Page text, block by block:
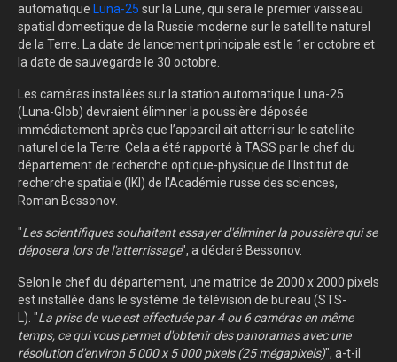
automatique Luna-25 sur la Lune, qui sera le premier vaisseau
spatial domestique de la Russie moderne sur le satellite naturel
de la Terre.
La date de lancement principale est le 1er octobre et
la date de sauvegarde le 30 octobre.
Les caméras installées sur la station automatique Luna-25
(Luna-Glob) devraient éliminer la poussière déposée
immédiatement après que l’appareil ait atterri sur le satellite
naturel de la Terre. Cela a été rapporté à TASS par le chef du
département de recherche optique-physique de l'Institut de
recherche spatiale (IKI) de l'Académie russe des sciences,
Roman Bessonov.
"Les scientifiques souhaitent essayer d'éliminer la poussière qui se
déposera lors de l'atterrissage", a déclaré Bessonov.
Selon le chef du département, une matrice de 2000 x 2000 pixels
est installée dans le système de télévision de bureau (STS-
L). "La prise de vue est effectuée par 4 ou 6 caméras en même
temps, ce qui vous permet d'obtenir des panoramas avec une
résolution d'environ 5 000 x 5 000 pixels (25 mégapixels)", a-t-il